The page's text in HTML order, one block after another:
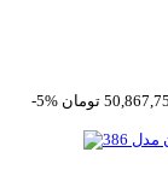
-5%
تومان